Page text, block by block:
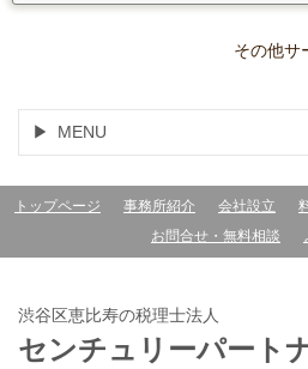
その他
MENU
トップページ 事務所紹介 会社設立
お問合せ・無料相談
渋谷区恵比寿の税理士法人
センチュリーパート